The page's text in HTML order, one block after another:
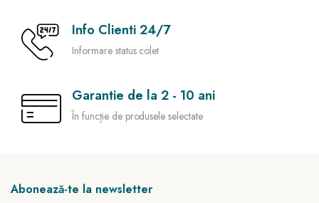
Info Clienti 24/7
Informare status colet
Garantie de la 2 - 10 ani
În funcție de produsele selectate
Abonează-te la newsletter